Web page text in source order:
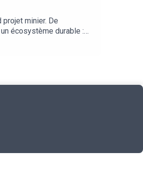
minier. De
écosystème durable :
Directeur Asset
: méthode de